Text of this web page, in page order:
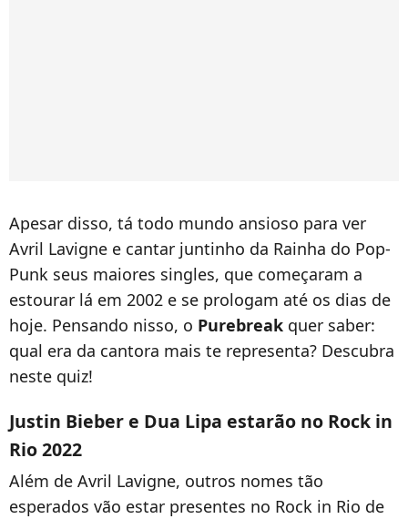
Apesar disso, tá todo mundo ansioso para ver
Avril Lavigne e cantar juntinho da Rainha do Pop-
Punk seus maiores singles, que começaram a
estourar lá em 2002 e se prologam até os dias de
hoje. Pensando nisso, o Purebreak quer saber:
qual era da cantora mais te representa? Descubra
neste quiz!
Justin Bieber e Dua Lipa estarão no Rock in
Rio 2022
Além de Avril Lavigne, outros nomes tão
esperados vão estar presentes no Rock in Rio de